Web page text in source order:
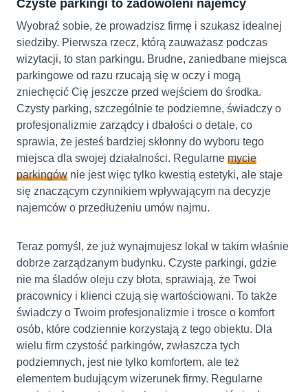
Czyste parkingi to zadowoleni najemcy
Wyobraź sobie, że prowadzisz firmę i szukasz idealnej
siedziby. Pierwsza rzecz, którą zauważasz podczas
wizytacji, to stan parkingu. Brudne, zaniedbane miejsca
parkingowe od razu rzucają się w oczy i mogą
zniechęcić Cię jeszcze przed wejściem do środka.
Czysty parking, szczególnie te podziemne, świadczy o
profesjonalizmie zarządcy i dbałości o detale, co
sprawia, że jesteś bardziej skłonny do wyboru tego
miejsca dla swojej działalności. Regularne mycie
parkingów nie jest więc tylko kwestią estetyki, ale staje
się znaczącym czynnikiem wpływającym na decyzje
najemców o przedłużeniu umów najmu.
Teraz pomyśl, że już wynajmujesz lokal w takim właśnie
dobrze zarządzanym budynku. Czyste parkingi, gdzie
nie ma śladów oleju czy błota, sprawiają, że Twoi
pracownicy i klienci czują się wartościowani. To także
świadczy o Twoim profesjonalizmie i trosce o komfort
osób, które codziennie korzystają z tego obiektu. Dla
wielu firm czystość parkingów, zwłaszcza tych
podziemnych, jest nie tylko komfortem, ale też
elementem budującym wizerunek firmy. Regularne